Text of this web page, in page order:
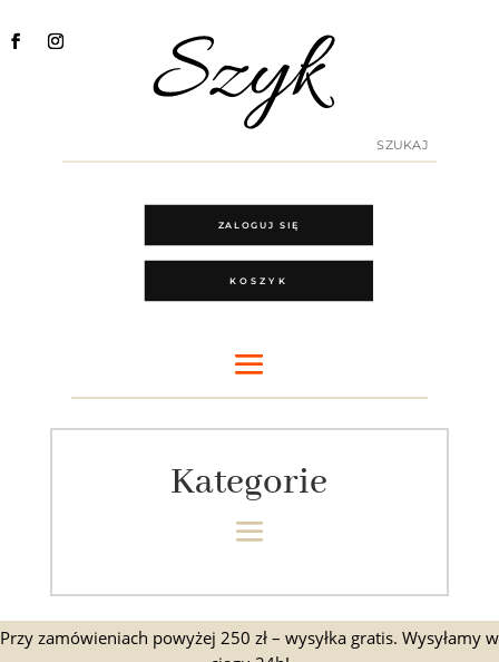
ZALOGUJ SIĘ
KOSZYK
Kategorie
Przy zamówieniach powyżej 250 zł – wysyłka gratis. Wysyłamy w